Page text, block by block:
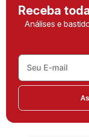
Receba
Análises e